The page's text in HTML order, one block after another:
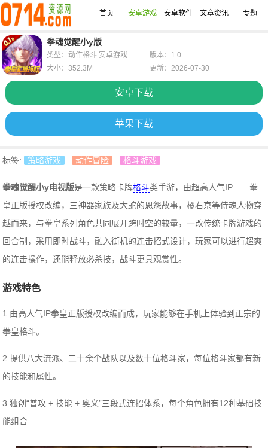
首页 安卓游戏 安卓软件 文章资讯 专题
拳魂觉醒小y版
安卓下载
苹果下载
类型：动作格斗 安卓游戏
版本：1.0
大小：352.3M
更新：2026-07-30
标签: 策略游戏 动作冒险 格斗游戏
拳魂觉醒小y电视版是一款策略卡牌格斗类手游，由超高人气IP——拳
皇正版授权改编， 三神器家族及大蛇的恩怨故事，橘右京等侍魂人物穿
越而来，与拳皇系列角色共同展开跨时空的较量，一改传统卡牌游戏的
回合制，采用即时战斗，融入街机的连击招式设计，玩家可以进行超爽
的连击操作，还能释放必杀技，战斗更具观赏性。
游戏特色
1.由高人气IP拳皇正版授权改编而成，玩家能够在手机上体验到正宗的
拳皇格斗。
2.提供八大流派、二十余个战队以及数十位格斗家，每位格斗家都有新
的技能和属性。
3.独创“普攻 + 技能 + 奥义”三段式连招体系，每个角色拥有12种基础技
能组合